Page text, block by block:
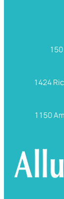
1424
1150